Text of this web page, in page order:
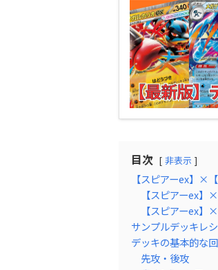
目次 非表示
【スピアーex】×
【スピアーex
【スピアーex
サンプルデッキレ
デッキの基本的な
先攻・後攻